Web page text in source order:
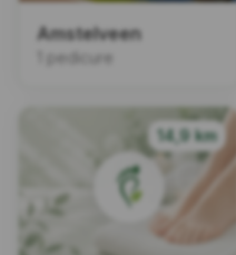
Amstelveen
1 pedicure
14,9 km